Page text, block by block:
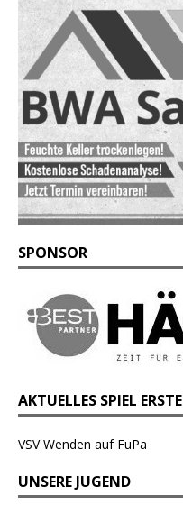
SPONSOR
AKTUELLES SPIEL ERSTE
VSV Wenden auf FuPa
UNSERE JUGEND